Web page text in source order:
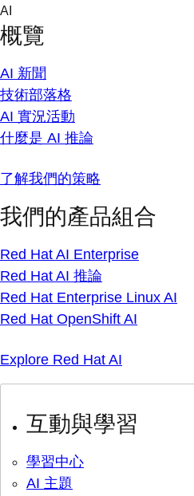
Skip
content
AI
概覽
AI 新聞
技術部落格
AI 實況活動
什麼是 AI 推論
了解我們的策略
我們的產品組合
Red Hat AI Enterprise
Red Hat AI 推論
Red Hat Enterprise Linux AI
Red Hat OpenShift AI
Explore Red Hat AI
互動與學習
學習中心
AI 主題